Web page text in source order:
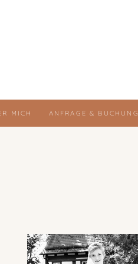
MICH ANFRAGE & BUCHUNG